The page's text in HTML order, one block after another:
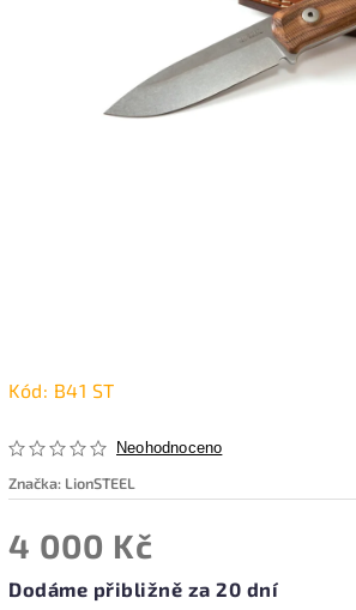
Kód: B41 ST
Neohodnoceno
Značka: LionSTEEL
4 000 Kč
Dodáme přibližně za 20 dní